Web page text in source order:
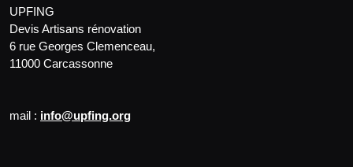
UPFING
Devis Artisans rénovation
6 rue Georges Clemenceau,
11000 Carcassonne
mail : info@upfing.org